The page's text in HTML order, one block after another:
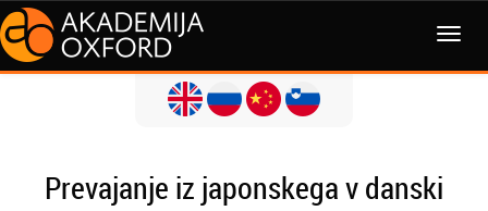
MENI
Prevajanje iz japonskega v danski